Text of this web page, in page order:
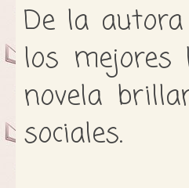
De la autora
los mejores
novela
sociales.